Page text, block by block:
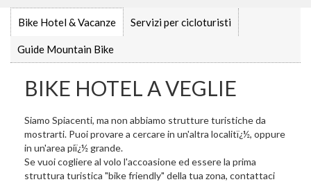
Bike Hotel & Vacanze Servizi per cicloturisti
Guide Mountain Bike
BIKE HOTEL A VEGLIE
Siamo Spiacenti, ma non abbiamo strutture turistiche da
mostrarti. Puoi provare a cercare in un'altra localitï¿½, oppure
in un'area piï¿½ grande.
Se vuoi cogliere al volo l'accoasione ed essere la prima
struttura turistica "bike friendly" della tua zona, contattaci